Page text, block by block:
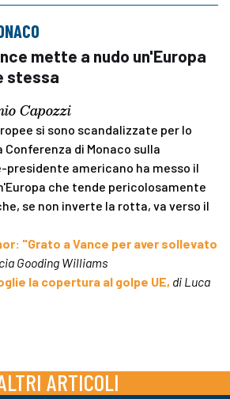
mette a nudo un'Europa
stessa
Capozzi
si sono scandalizzate per lo
di Monaco sulla
presidente americano ha messo il
che tende pericolosamente
se non inverte la rotta, va verso il
"Grato a Vance per aver sollevato
Gooding Williams
la copertura al golpe UE, di Luca
ARTICOLI